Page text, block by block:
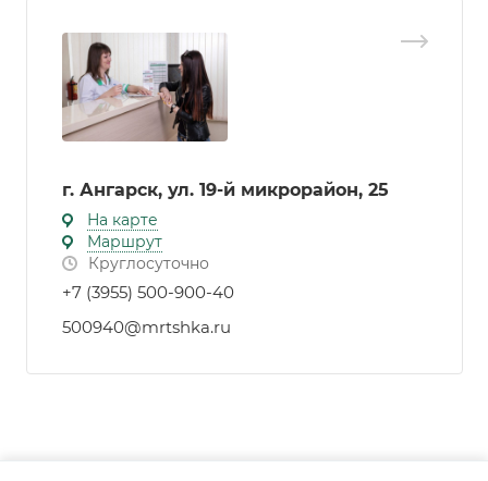
г. Ангарск, ул. 19-й микрорайон, 25
На карте
Маршрут
Круглосуточно
+7 (3955) 500-900-40
500940@mrtshka.ru